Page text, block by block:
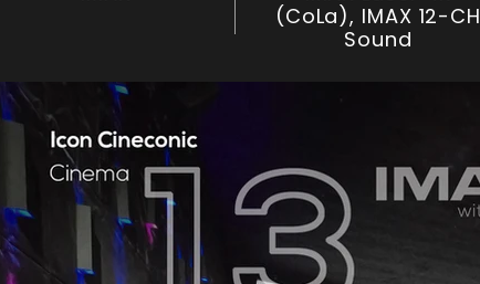
(CoLa), IMAX 12-CH
Sound